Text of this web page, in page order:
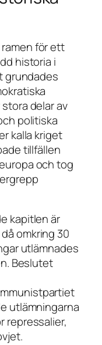
för ett
historia i
grundades
delar av
politiska
kalla kriget
tillfällen
och tog
kapitlen är
omkring 30
utlämnades
Beslutet
utlämningarna
repressalier,